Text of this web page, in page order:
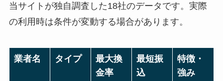
当サイトが独自調査した18社のデータです。実際
の利用時は条件が変動する場合があります。
業者名 タイプ
最大換
金率
最短振
込
特徴・
強み